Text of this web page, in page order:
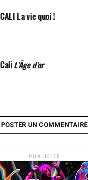
CALI La vie quoi !
CaliL’Âge d’or
POSTER UN COMMENTAIRE
PUBLICITÉ